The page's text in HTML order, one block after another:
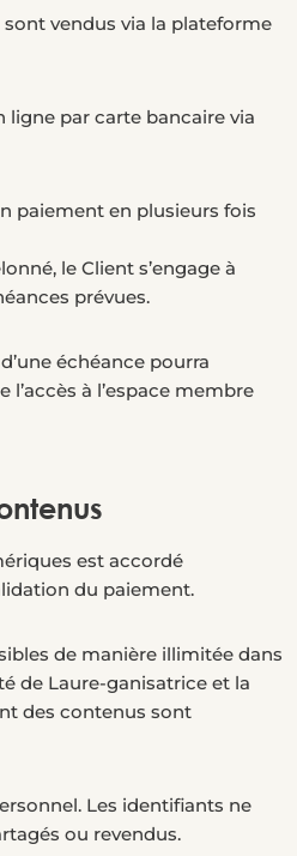
vendus via la plateforme
ligne par carte bancaire via
paiement en plusieurs fois
le Client s’engage à
prévues.
échéance pourra
à l’espace membre
est accordé
du paiement.
de manière illimitée dans
de Laure-ganisatrice et la
des contenus sont
Les identifiants ne
ou revendus.